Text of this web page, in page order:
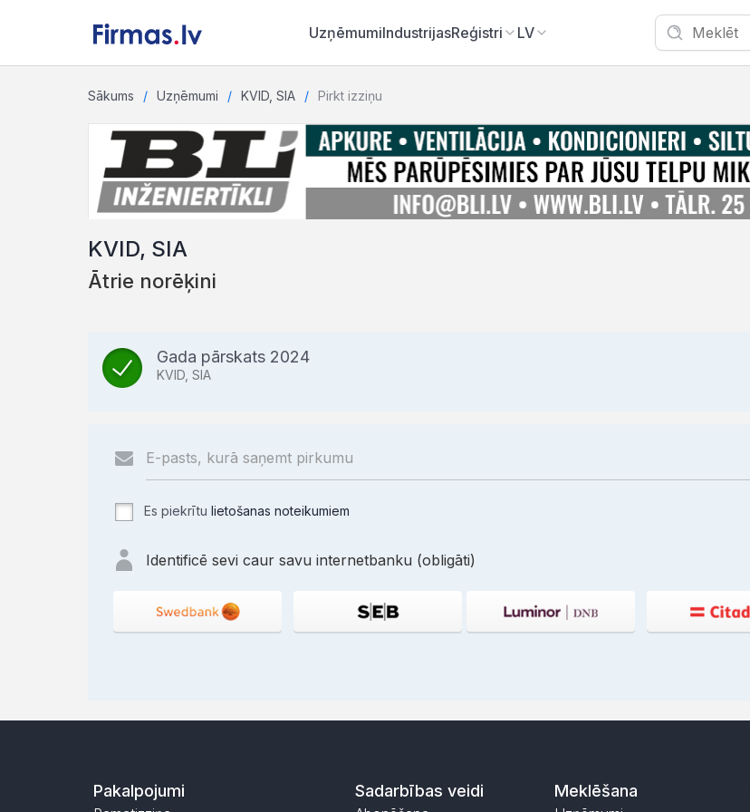
UzņēmumiIndustrijasReģistri LV
Sākums Uzņēmumi KVID, SIA Pirkt izziņu
KVID, SIA
Ātrie norēķini
Gada pārskats 2024
KVID, SIA
Es piekrītu lietošanas noteikumiem
Identificē sevi caur savu internetbanku (obligāti)
Pakalpojumi Sadarbības veidi Meklēšana